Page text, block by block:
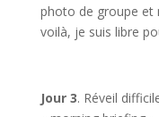
photo de groupe et
voilà, je suis libre
Jour 3. Réveil